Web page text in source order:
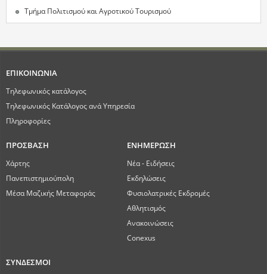
Τμήμα Πολιτισμού και Αγροτικού Τουρισμού
ΕΠΙΚΟΙΝΩΝΙΑ
Τηλεφωνικός κατάλογος
Τηλεφωνικός Κατάλογος ανά Υπηρεσία
Πληροφορίες
ΠΡΟΣΒΑΣΗ
Χάρτης
Πανεπιστημιούπολη
Μέσα Μαζικής Μεταφοράς
ΕΝΗΜΕΡΩΣΗ
Νέα - Ειδήσεις
Εκδηλώσεις
Φυσιολατρικές Εκδρομές
Αθλητισμός
Ανακοινώσεις
Conexus
ΣΥΝΔΕΣΜΟΙ